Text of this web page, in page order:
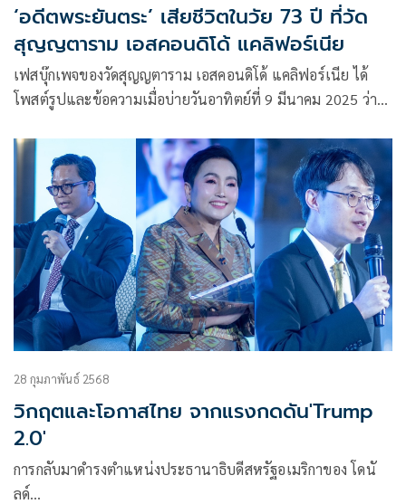
‘อดีตพระยันตระ’ เสียชีวิตในวัย 73 ปี ที่วัด
สุญญตาราม เอสคอนดิโด้ แคลิฟอร์เนีย
เฟสบุ๊กเพจของวัดสุญญตาราม เอสคอนดิโด้ แคลิฟอร์เนีย ได้
โพสต์รูปและข้อความเมื่อบ่ายวันอาทิตย์ที่ 9 มีนาคม 2025 ว่า
ได้เสียชีวิตแล้ว
28 กุมภาพันธ์ 2568
วิกฤตและโอกาสไทย จากแรงกดดัน'Trump
2.0'
การกลับมาดำรงตำแหน่งประธานาธิบดีสหรัฐอเมริกาของ โดนั
ลด์…